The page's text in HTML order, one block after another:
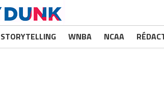
STORYTELLING WNBA NCAA